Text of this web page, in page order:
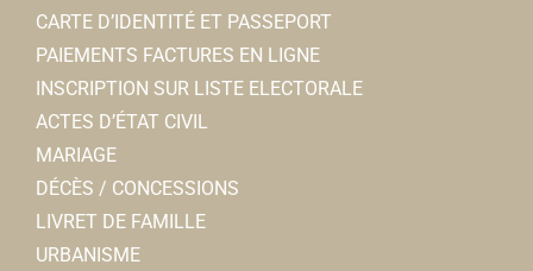
CARTE D’IDENTITÉ ET PASSEPORT
PAIEMENTS FACTURES EN LIGNE
INSCRIPTION SUR LISTE ELECTORALE
ACTES D’ÉTAT CIVIL
MARIAGE
DÉCÈS / CONCESSIONS
LIVRET DE FAMILLE
URBANISME